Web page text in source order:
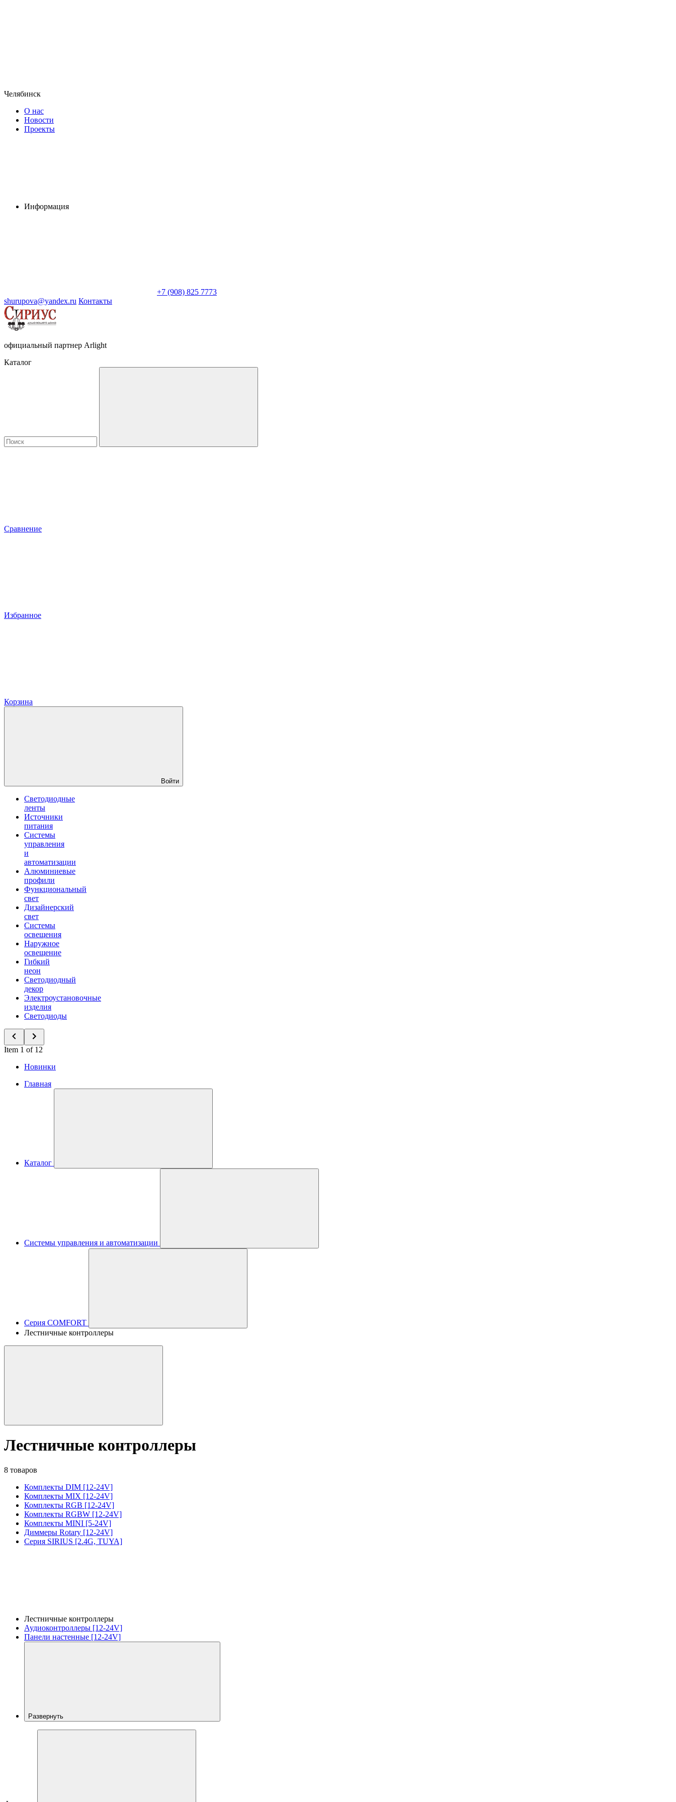
Челябинск
О нас
Новости
Проекты
Информация
+7 (908) 825 7773
shurupova@yandex.ru Контакты
официальный партнер Arlight
Каталог
Сравнение
Избранное
Корзина
Войти
Светодиодные
ленты
Источники
питания
Системы
управления
и
автоматизации
Алюминиевые
профили
Функциональный
свет
Дизайнерский
свет
Системы
освещения
Наружное
освещение
Гибкий
неон
Светодиодный
декор
Электроустановочные
изделия
Светодиоды
Item 1 of 12
Новинки
Главная
Каталог
Системы управления и автоматизации
Серия COMFORT
Лестничные контроллеры
Лестничные контроллеры
8 товаров
Комплекты DIM [12-24V]
Комплекты MIX [12-24V]
Комплекты RGB [12-24V]
Комплекты RGBW [12-24V]
Комплекты MINI [5-24V]
Диммеры Rotary [12-24V]
Серия SIRIUS [2.4G, TUYA]
Лестничные контроллеры
Аудиоконтроллеры [12-24V]
Панели настенные [12-24V]
Развернуть